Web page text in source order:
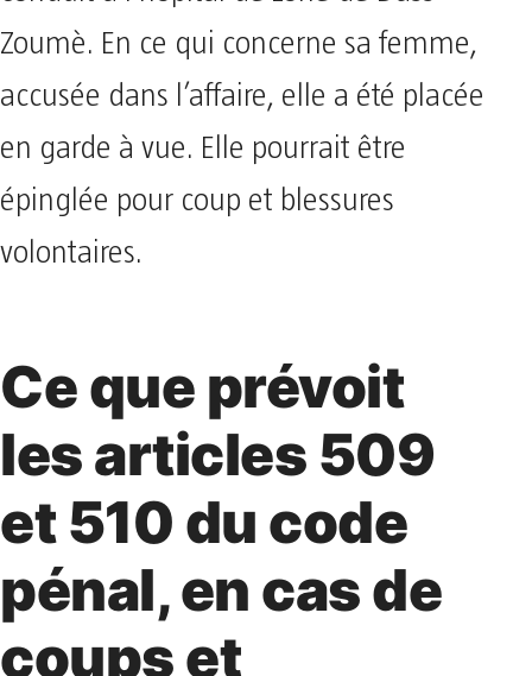
Zoumè. En ce qui concerne sa femme,
accusée dans l’affaire, elle a été placée
en garde à vue. Elle pourrait être
épinglée pour coup et blessures
volontaires.
Ce que prévoit
les articles 509
et 510 du code
pénal, en cas de
coups et